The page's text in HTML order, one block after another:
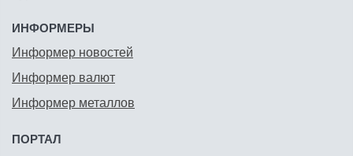
ИНФОРМЕРЫ
Информер новостей
Информер валют
Информер металлов
ПОРТАЛ